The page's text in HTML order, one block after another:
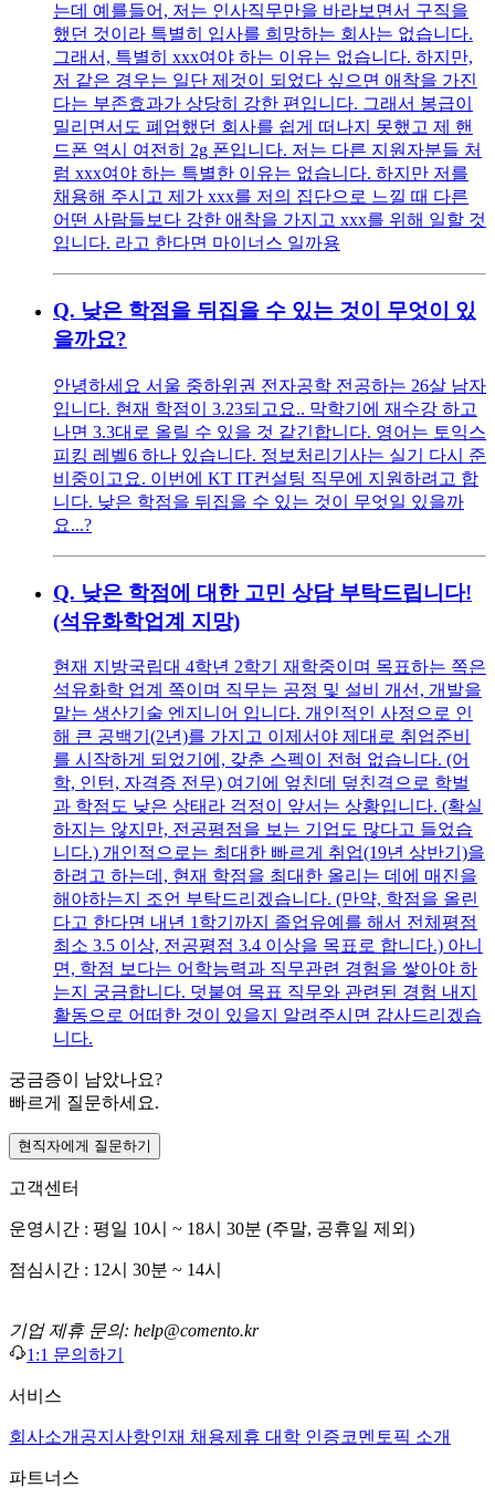
는데 예를들어, 저는 인사직무만을 바라보면서 구직을
했던 것이라 특별히 입사를 희망하는 회사는 없습니다.
그래서, 특별히 xxx여야 하는 이유는 없습니다. 하지만,
저 같은 경우는 일단 제것이 되었다 싶으면 애착을 가진
다는 부존효과가 상당히 강한 편입니다. 그래서 봉급이
밀리면서도 폐업했던 회사를 쉽게 떠나지 못했고 제 핸
드폰 역시 여전히 2g 폰입니다. 저는 다른 지원자분들 처
럼 xxx여야 하는 특별한 이유는 없습니다. 하지만 저를
채용해 주시고 제가 xxx를 저의 집단으로 느낄 때 다른
어떤 사람들보다 강한 애착을 가지고 xxx를 위해 일할 것
입니다. 라고 한다면 마이너스 일까용
Q. 낮은 학점을 뒤집을 수 있는 것이 무엇이 있
을까요?
안녕하세요 서울 중하위권 전자공학 전공하는 26살 남자
입니다. 현재 학점이 3.23되고요.. 막학기에 재수강 하고
나면 3.3대로 올릴 수 있을 것 같긴합니다. 영어는 토익스
피킹 레벨6 하나 있습니다. 정보처리기사는 실기 다시 준
비중이고요. 이번에 KT IT컨설팅 직무에 지원하려고 합
니다. 낮은 학점을 뒤집을 수 있는 것이 무엇일 있을까
요...?
Q. 낮은 학점에 대한 고민 상담 부탁드립니다!
(석유화학업계 지망)
현재 지방국립대 4학년 2학기 재학중이며 목표하는 쪽은
석유화학 업계 쪽이며 직무는 공정 및 설비 개선, 개발을
맡는 생산기술 엔지니어 입니다. 개인적인 사정으로 인
해 큰 공백기(2년)를 가지고 이제서야 제대로 취업준비
를 시작하게 되었기에, 갖춘 스펙이 전혀 없습니다. (어
학, 인턴, 자격증 전무) 여기에 엎친데 덮친격으로 학벌
과 학점도 낮은 상태라 걱정이 앞서는 상황입니다. (확실
하지는 않지만, 전공평점을 보는 기업도 많다고 들었습
니다.) 개인적으로는 최대한 빠르게 취업(19년 상반기)을
하려고 하는데, 현재 학점을 최대한 올리는 데에 매진을
해야하는지 조언 부탁드리겠습니다. (만약, 학점을 올린
다고 한다면 내년 1학기까지 졸업유예를 해서 전체평점
최소 3.5 이상, 전공평점 3.4 이상을 목표로 합니다.) 아니
면, 학점 보다는 어학능력과 직무관련 경험을 쌓아야 하
는지 궁금합니다. 덧붙여 목표 직무와 관련된 경험 내지
활동으로 어떠한 것이 있을지 알려주시면 감사드리겠습
니다.
궁금증이 남았나요?
빠르게 질문하세요.
현직자에게 질문하기
고객센터
운영시간 : 평일 10시 ~ 18시 30분 (주말, 공휴일 제외)
점심시간 : 12시 30분 ~ 14시
기업 제휴 문의: help@comento.kr
1:1 문의하기
서비스
회사소개 공지사항인재 채용제휴 대학 인증코멘토픽 소개
파트너스